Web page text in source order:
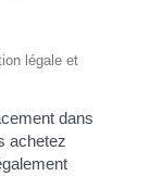
légale et
dans
achetez